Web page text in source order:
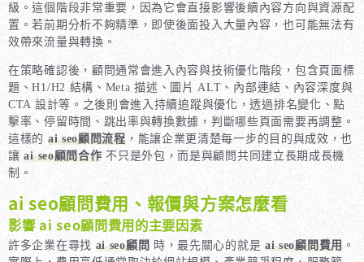
級。這個階段非常重要，因為它會直接影響後續內容方向與資源配
置。若前期分析不夠精準，即使後面投入大量內容，也可能無法有
效帶來流量與轉換。
在策略確認後，顧問通常會進入內容與技術優化階段，包含頁面標
題、H1/H2 結構、Meta 描述、圖片 ALT、內部連結、內容深度與
CTA 設計等。之後則會進入持續追蹤與優化，透過排名變化、點
擊率、停留時間、跳出率與轉換數據，判斷哪些頁面需要再調整。
這樣的 ai seo顧問流程，能讓企業更清楚每一步的目的與成效，也
讓ai seo顧問合作 不只是外包，而是與顧問共同建立長期成長機
制。
ai seo顧問費用、報價與方案怎麼看
影響 ai seo顧問費用的主要因素
許多企業在尋找 ai seo顧問 時，最先關心的就是 ai seo顧問費用。